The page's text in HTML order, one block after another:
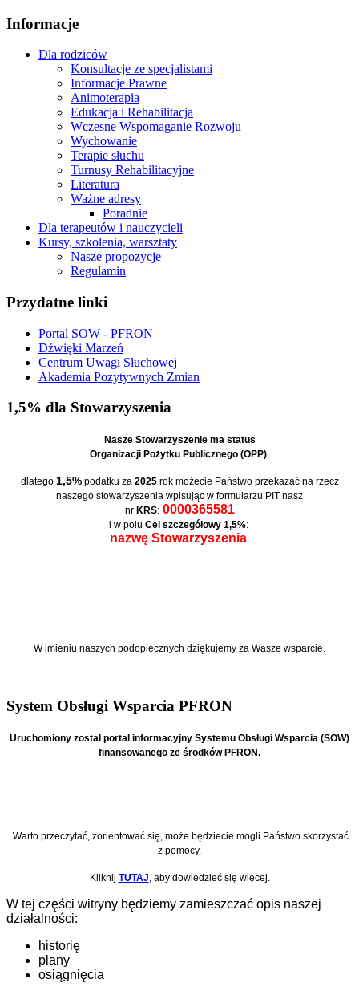
Informacje
Dla rodziców
Konsultacje ze specjalistami
Informacje Prawne
Animoterapia
Edukacja i Rehabilitacja
Wczesne Wspomaganie Rozwoju
Wychowanie
Terapie słuchu
Turnusy Rehabilitacyjne
Literatura
Ważne adresy
Poradnie
Dla terapeutów i nauczycieli
Kursy, szkolenia, warsztaty
Nasze propozycje
Regulamin
Przydatne linki
Portal SOW - PFRON
Dźwięki Marzeń
Centrum Uwagi Słuchowej
Akademia Pozytywnych Zmian
1,5% dla Stowarzyszenia
Nasze Stowarzyszenie ma status
Organizacji Pożytku Publicznego (OPP),
dlatego 1,5%podatku za 2025rok możecie Państwo przekazać na rzecz
naszego stowarzyszenia wpisując w formularzu PIT nasz
nr KRS:0000365581
i w polu Cel szczegółowy 1,5%:
nazwę Stowarzyszenia.
W imieniu naszych podopiecznych dziękujemy za Wasze wsparcie.
System Obsługi Wsparcia PFRON
Uruchomiony został portal informacyjny Systemu Obsługi Wsparcia (SOW)
finansowanego ze środków PFRON.
Warto przeczytać, zorientować się, może będziecie mogli Państwo skorzystać
z pomocy.
Kliknij TUTAJ , aby dowiedzieć się więcej.
W tej części witryny będziemy zamieszczać opis naszej
działalności:
historię
plany
osiągnięcia